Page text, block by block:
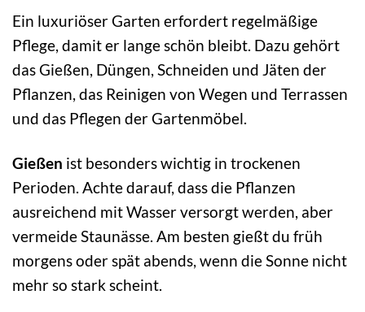
Ein luxuriöser Garten erfordert regelmäßige
Pflege, damit er lange schön bleibt. Dazu gehört
das Gießen, Düngen, Schneiden und Jäten der
Pflanzen, das Reinigen von Wegen und Terrassen
und das Pflegen der Gartenmöbel.
Gießen ist besonders wichtig in trockenen
Perioden. Achte darauf, dass die Pflanzen
ausreichend mit Wasser versorgt werden, aber
vermeide Staunässe. Am besten gießt du früh
morgens oder spät abends, wenn die Sonne nicht
mehr so stark scheint.